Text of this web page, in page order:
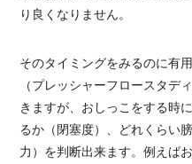
り良くなりません。
そのタイミングをみるのに有
（プレッシャーフロースタデ
きますが、おしっこをする時
るか（閉塞度）、どれくらい
力）を判断出来ます。例えば